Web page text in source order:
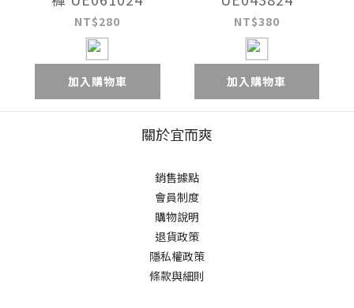
NT$280
加入購物車
NT$380
加入購物車
關於宜而爽
銷售據點
會員制度
購物說明
退貨政策
隱私權政策
條款與細則